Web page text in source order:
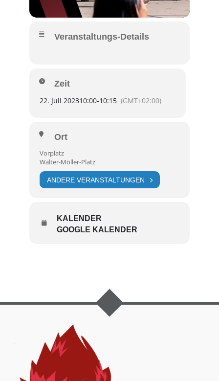
Veranstaltungs-Details
Zeit
22. Juli 202310:00-10:15 (GMT+02:00)
Ort
Vorplatz
Walter-Möller-Platz
ANDERE VERANSTALTUNGEN
KALENDER
GOOGLE KALENDER